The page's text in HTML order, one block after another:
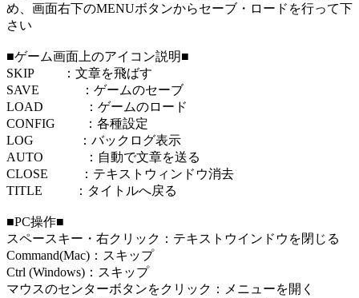
め、画面右下のMENUボタンからセーブ・ロードを行って下
さい
■ゲーム画面上のアイコン説明■
SKIP ：文章を飛ばす
SAVE ：ゲームのセーブ
LOAD ：ゲームのロード
CONFIG ：各種設定
LOG ：バックログ表示
AUTO ：自動で文章を送る
CLOSE ：テキストウィンドウ消去
TITLE ：タイトルへ戻る
■PC操作■
スペースキー・右クリック：テキストウインドウを閉じる
Command(Mac)：スキップ
Ctrl (Windows)：スキップ
マウスのセンターボタンをクリック：メニューを開く